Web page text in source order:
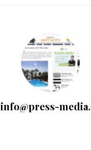
info@press-